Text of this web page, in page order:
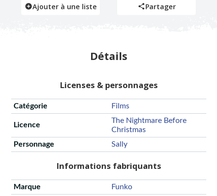
Ajouter à une liste
Partager
Détails
Licenses & personnages
Catégorie Films
Licence
The Nightmare Before
Christmas
Personnage
Sally
Informations fabriquants
Marque Funko